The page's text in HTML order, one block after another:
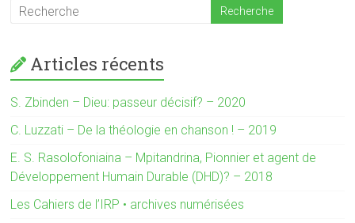
Articles récents
S. Zbinden – Dieu: passeur décisif? – 2020
C. Luzzati – De la théologie en chanson ! – 2019
E. S. Rasolofoniaina – Mpitandrina, Pionnier et agent de
Développement Humain Durable (DHD)? – 2018
Les Cahiers de l’IRP • archives numérisées